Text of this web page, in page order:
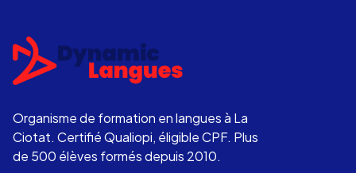
Organisme de formation en langues à La
Ciotat. Certifié Qualiopi, éligible CPF. Plus
de 500 élèves formés depuis 2010.